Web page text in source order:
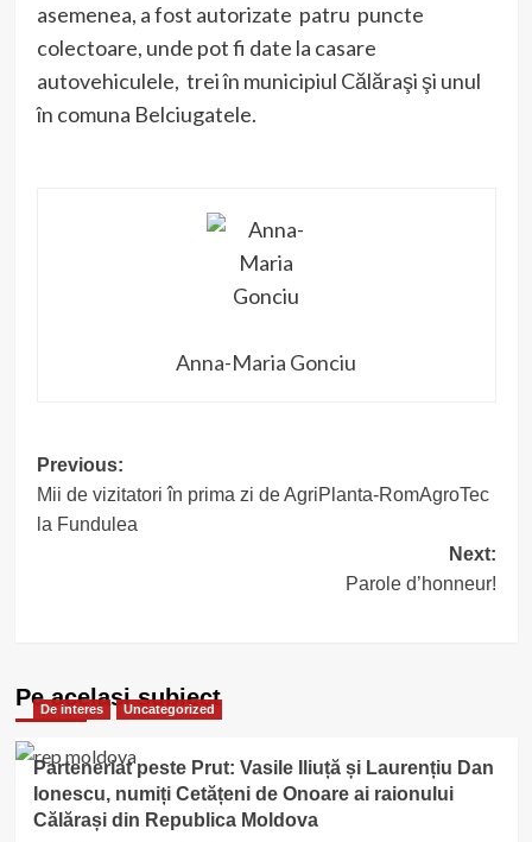
asemenea, a fost autorizate patru puncte
colectoare, unde pot fi date la casare
autovehiculele, trei în municipiul Călăraşi şi unul
în comuna Belciugatele.
Anna-Maria Gonciu
Post
navigation
Previous:
Mii de vizitatori în prima zi de AgriPlanta-RomAgroTec
la Fundulea
Next:
Parole d’honneur!
Pe acelasi subiect
De interes Uncategorized
Parteneriat peste Prut: Vasile Iliuță și Laurențiu Dan
Ionescu, numiți Cetățeni de Onoare ai raionului
Călărași din Republica Moldova